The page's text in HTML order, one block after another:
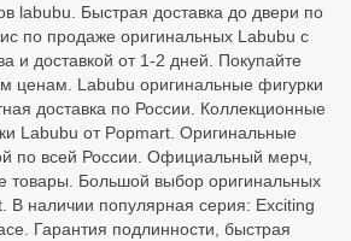
labubu. Быстрая доставка до двери по
по продаже оригинальных Labubu с
и доставкой от 1-2 дней. Покупайте
ценам. Labubu оригинальные фигурки
доставка по России. Коллекционные
Labubu от Popmart. Оригинальные
по всей России. Официальный мерч,
товары. Большой выбор оригинальных
В наличии популярная серия: Exciting
Гарантия подлинности, быстрая